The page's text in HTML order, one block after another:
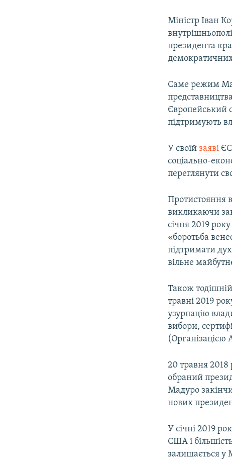
Міністр Іван
президента
Саме режим
Європейський
підтримують
У своїйзаяві
соціально-
переглянути
Протистояння
викликаючи
січня 2019
«боротьба
підтримати дух
вільне
Також
травні 2019
узурпацію
вибори,
20 травня 2018
обраний
Мадуро
нових
У січні 2019
США і
залишається у